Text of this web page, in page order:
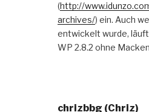
(http://
archives/) ein. Auch
entwickelt wurde,
WP 2.8.2 ohne
chrizbbg (Chriz)